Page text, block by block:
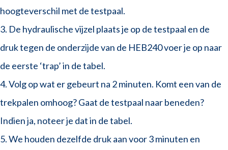
hoogteverschil met de testpaal.
3. De hydraulische vijzel plaats je op de testpaal en de
druk tegen de onderzijde van de HEB240 voer je op naar
de eerste ‘trap’ in de tabel.
4. Volg op wat er gebeurt na 2 minuten. Komt een van de
trekpalen omhoog? Gaat de testpaal naar beneden?
Indien ja, noteer je dat in de tabel.
5. We houden dezelfde druk aan voor 3 minuten en